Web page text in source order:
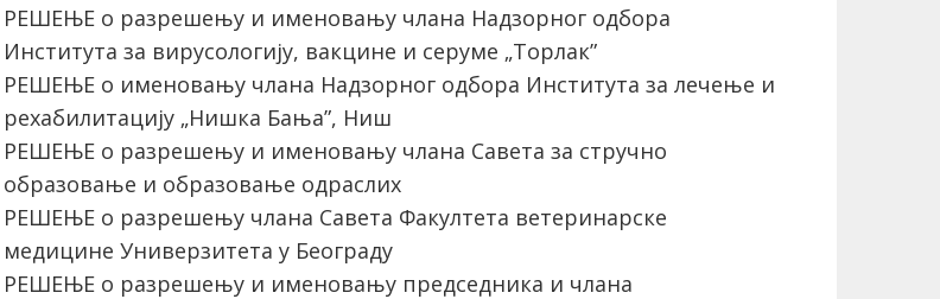
РЕШЕЊЕ о разрешењу и именовању члана Надзорног одбора
Института за вирусологију, вакцине и серуме „Торлак”
РЕШЕЊЕ о именовању члана Надзорног одбора Института за лечење и
рехабилитацију „Нишка Бања”, Ниш
РЕШЕЊЕ о разрешењу и именовању члана Савета за стручно
образовање и образовање одраслих
РЕШЕЊЕ о разрешењу члана Савета Факултета ветеринарске
медицине Универзитета у Београду
РЕШЕЊЕ о разрешењу и именовању председника и члана